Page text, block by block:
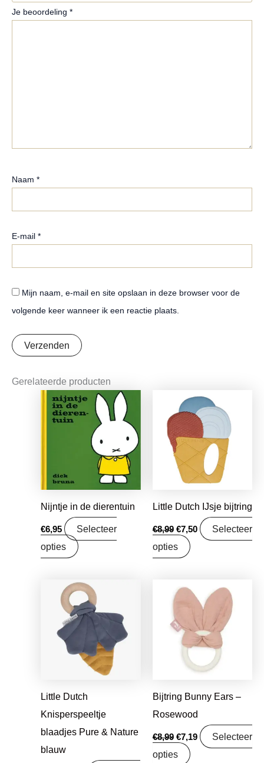
Je beoordeling *
Naam *
E-mail *
Mijn naam, e-mail en site opslaan in deze browser voor de
volgende keer wanneer ik een reactie plaats.
Gerelateerde producten
Nijntje in de dierentuin
€6,95
Selecteer
opties
Little Dutch IJsje bijtring
€8,99
Oorspronkelijke
prijs
was:
€8,99.
€7,50
Huidige
prijs
is:
€7,50.
Selecteer
opties
Little Dutch
Knisperspeeltje
blaadjes Pure & Nature
blauw
Oorspronkelijke
prijs
was:
€7,95.
Huidige
prijs
is:
€6,28.
Bijtring Bunny Ears –
Rosewood
€8,99
prijs
was:
€8,99.
€7,19
prijs
is:
€7,19.
Selecteer
opties